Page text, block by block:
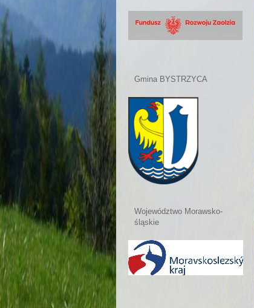
Gmina BYSTRZYCA
Województwo Morawsko-
śląskie